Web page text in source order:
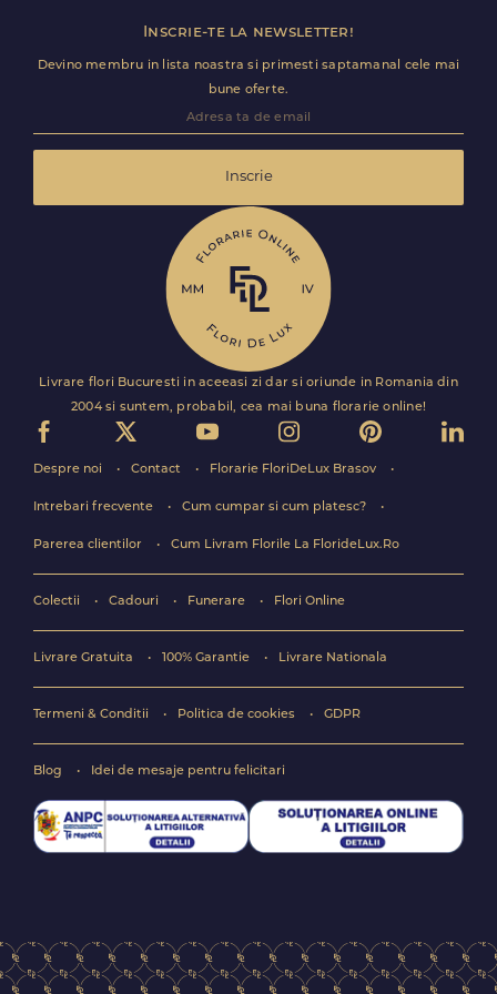
Inscrie-te la newsletter!
Devino membru in lista noastra si primesti saptamanal cele mai
bune oferte.
Inscrie
Livrare flori Bucuresti in aceeasi zi dar si oriunde in Romania din
2004 si suntem, probabil, cea mai buna florarie online!
Despre noi Contact Florarie FloriDeLux Brasov
Intrebari frecvente Cum cumpar si cum platesc?
Parerea clientilor Cum Livram Florile La FlorideLux.Ro
Colectii Cadouri Funerare Flori Online
Livrare Gratuita 100% Garantie Livrare Nationala
Termeni & Conditii Politica de cookies GDPR
Blog Idei de mesaje pentru felicitari